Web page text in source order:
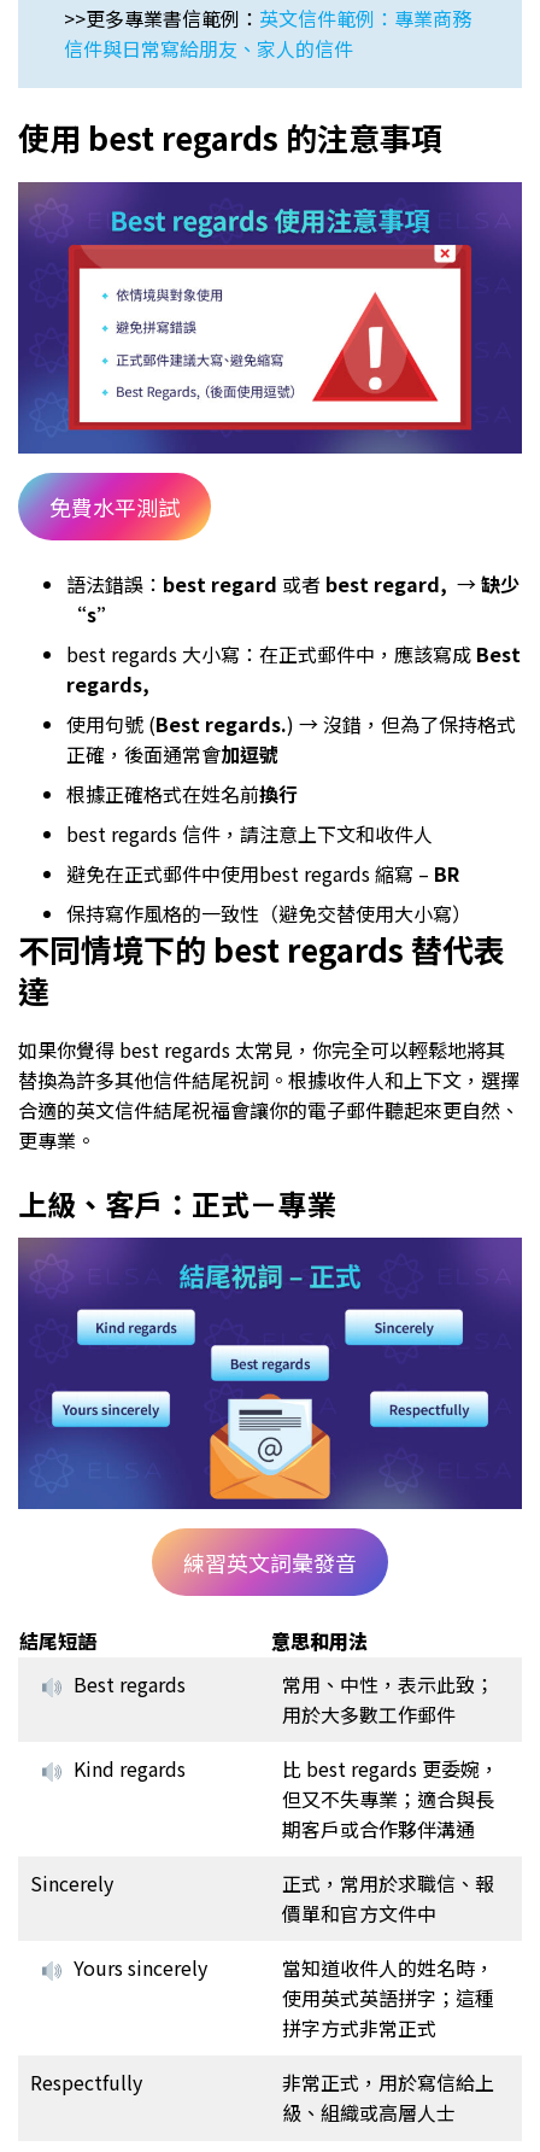
>>更多專業書信範例： 英文信件範例：專業商務
信件與日常寫給朋友、家人的信件
使用 best regards 的注意事項
免費水平測試
語法錯誤： best regard 或者 best regard, →缺少
“s”
best regards 大小寫：在正式郵件中，應該寫成 Best
regards,
使用句號 (Best regards.) → 沒錯，但為了保持格式
正確，後面通常會加逗號
根據正確格式在姓名前換行
best regards 信件，請注意上下文和收件人
避免在正式郵件中使用best regards 縮寫 – BR
保持寫作風格的一致性（避免交替使用大小寫）
不同情境下的 best regards 替代表
達
如果你覺得 best regards 太常見，你完全可以輕鬆地將其
替換為許多其他信件結尾祝詞。根據收件人和上下文，選擇
合適的英文信件結尾祝福會讓你的電子郵件聽起來更自然、
更專業。
上級、客戶：正式－專業
練習英文詞彙發音
結尾短語
意思和用法
Best regards
常用、中性，表示此致；
用於大多數工作郵件
Kind regards
比 best regards 更委婉，
但又不失專業；適合與長
期客戶或合作夥伴溝通
Sincerely
正式，常用於求職信、報
價單和官方文件中
Yours sincerely
當知道收件人的姓名時，
使用英式英語拼字；這種
拼字方式非常正式
Respectfully
非常正式，用於寫信給上
級、組織或高層人士